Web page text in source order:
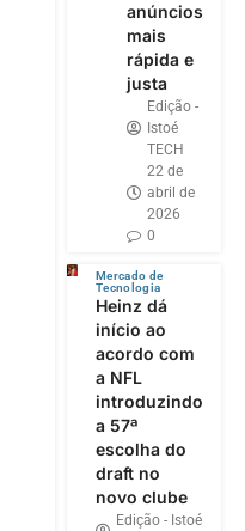
anúncios
mais
rápida e
justa
Edição -
Istoé
TECH
22 de
abril de
2026
0
Mercado de
Tecnologia
Heinz dá
início ao
acordo com
a NFL
introduzindo
a 57ª
escolha do
draft no
novo clube
Edição - Istoé